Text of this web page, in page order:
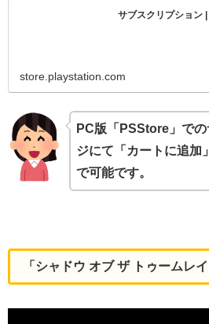
サブスクリプショ
store.playstation.com
PC版「PSStore」で
ジにて「カートに追加
で可能です。
「シャドウ オブ ザ トゥームレ